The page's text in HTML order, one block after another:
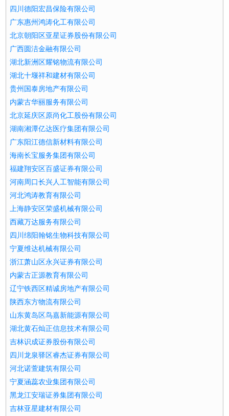
四川德阳宏昌保险有限公司
广东惠州鸿涛化工有限公司
北京朝阳区亚星证券股份有限公司
广西圆洁金融有限公司
湖北新洲区耀铭物流有限公司
湖北十堰祥和建材有限公司
贵州国泰房地产有限公司
内蒙古华丽服务有限公司
北京延庆区原尚化工股份有限公司
湖南湘潭亿达医疗集团有限公司
广东阳江德信新材料有限公司
海南长宝服务集团有限公司
福建翔安区百盛证券有限公司
河南周口长兴人工智能有限公司
河北鸿涛教育有限公司
上海静安区荣盛机械有限公司
西藏万达服务有限公司
四川绵阳翰铭生物科技有限公司
宁夏维达机械有限公司
浙江萧山区永兴证券有限公司
内蒙古正源教育有限公司
辽宁铁西区精诚房地产有限公司
陕西东方物流有限公司
山东黄岛区鸟嘉新能源有限公司
湖北黄石灿正信息技术有限公司
吉林识成证券股份有限公司
四川龙泉驿区睿杰证券有限公司
河北诺萱建筑有限公司
宁夏涵蕊农业集团有限公司
黑龙江安瑞证券集团有限公司
吉林亚星建材有限公司